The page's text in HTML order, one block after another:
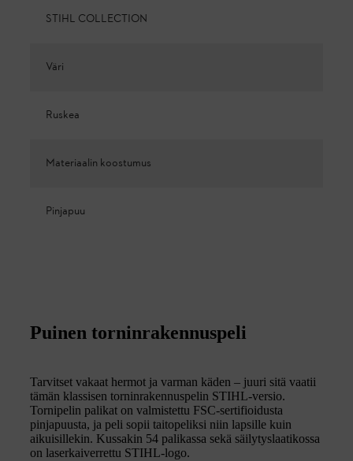
STIHL COLLECTION
Väri
Ruskea
Materiaalin koostumus
Pinjapuu
Puinen torninrakennuspeli
Tarvitset vakaat hermot ja varman käden – juuri sitä vaatii
tämän klassisen torninrakennuspelin STIHL-versio.
Tornipelin palikat on valmistettu FSC-sertifioidusta
pinjapuusta, ja peli sopii taitopeliksi niin lapsille kuin
aikuisillekin. Kussakin 54 palikassa sekä säilytyslaatikossa
on laserkaiverrettu STIHL-logo.